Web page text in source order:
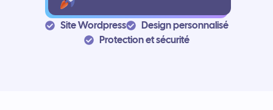
Site Wordpress
Design personnalisé
Protection et sécurité